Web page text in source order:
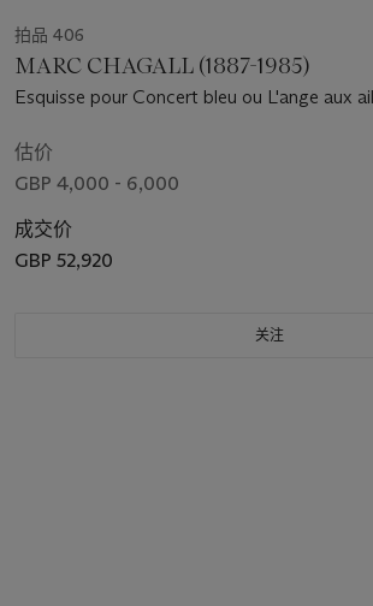
拍品 406
MARC CHAGALL (1887-1985)
Esquisse pour Concert bleu ou L'ange aux
估价
GBP 4,000 - 6,000
成交价
GBP 52,920
关注